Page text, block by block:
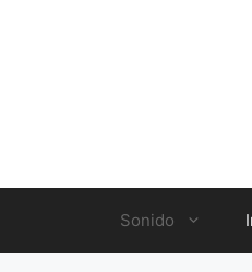
Sonido